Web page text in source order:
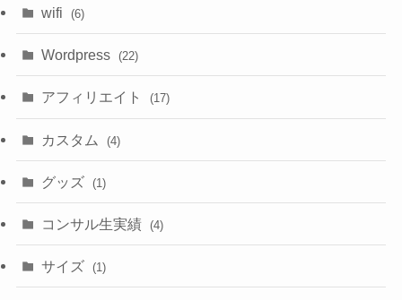
wifi (6)
Wordpress (22)
アフィリエイト (17)
カスタム (4)
グッズ (1)
コンサル生実績 (4)
サイズ (1)